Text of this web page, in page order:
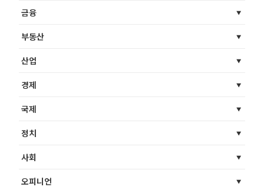
금융
부동산
산업
경제
국제
정치
사회
오피니언